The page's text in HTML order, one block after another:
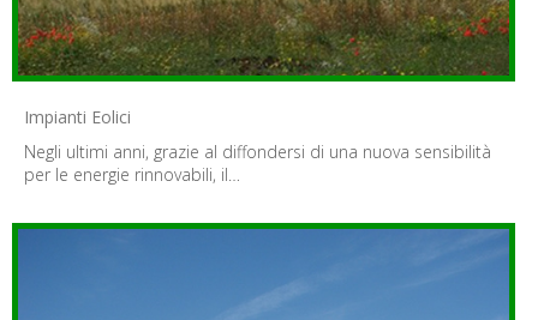
Impianti Eolici
Negli ultimi anni, grazie al diffondersi di una nuova sensibilità
per le energie rinnovabili, il…